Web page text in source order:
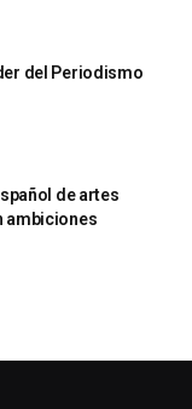
del Periodismo
de artes
ambiciones